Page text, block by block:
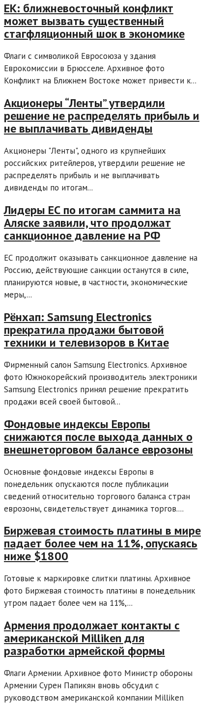
ЕК: ближневосточный конфликт
может вызвать существенный
стагфляционный шок в экономике
Флаги с символикой Евросоюза у здания
Еврокомиссии в Брюсселе. Архивное фото
Конфликт на Ближнем Востоке может привести к...
Акционеры “Ленты” утвердили
решение не распределять прибыль и
не выплачивать дивиденды
Акционеры "Ленты", одного из крупнейших
российских ритейлеров, утвердили решение не
распределять прибыль и не выплачивать
дивиденды по итогам...
Лидеры ЕС по итогам саммита на
Аляске заявили, что продолжат
санкционное давление на РФ
ЕС продолжит оказывать санкционное давление на
Россию, действующие санкции останутся в силе,
планируются новые, в частности, экономические
меры,...
Рёнхап: Samsung Electronics
прекратила продажи бытовой
техники и телевизоров в Китае
Фирменный салон Samsung Electronics. Архивное
фото Южнокорейский производитель электроники
Samsung Electronics принял решение прекратить
продажи всей своей бытовой...
Фондовые индексы Европы
снижаются после выхода данных о
внешнеторговом балансе еврозоны
Основные фондовые индексы Европы в
понедельник опускаются после публикации
сведений относительно торгового баланса стран
еврозоны, свидетельствует динамика торгов....
Биржевая стоимость платины в мире
падает более чем на 11%, опускаясь
ниже $1800
Готовые к маркировке слитки платины. Архивное
фото Биржевая стоимость платины в понедельник
утром падает более чем на 11%,...
Армения продолжает контакты с
американской Milliken для
разработки армейской формы
Флаги Армении. Архивное фото Министр обороны
Армении Сурен Папикян вновь обсудил с
руководством американской компании Milliken